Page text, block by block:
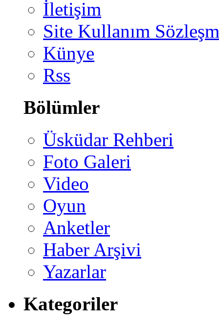
İletişim
Site Kullanım
Künye
Rss
Bölümler
Üsküdar Rehberi
Foto Galeri
Video
Oyun
Anketler
Haber Arşivi
Yazarlar
Kategoriler